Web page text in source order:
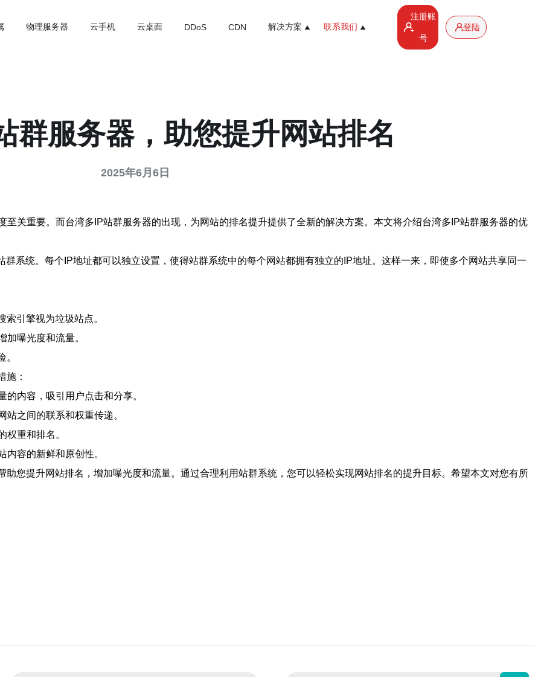
物理服务器 云手机 云桌面 DDoS CDN 解决方案 联系我们
注册账
号
登陆
群服务器，助您提升网站排名
2025年6月6日
关重要。而台湾多IP站群服务器的出现，为网站的排名提升提供了全新的解决方案。本文将介绍台湾多IP站群服务器的优
系统。每个IP地址都可以独立设置，使得站群系统中的每个网站都拥有独立的IP地址。这样一来，即使多个网站共享同一
引擎视为垃圾站点。
曝光度和流量。
。
施：
内容，吸引用户点击和分享。
之间的联系和权重传递。
权重和排名。
容的新鲜和原创性。
您提升网站排名，增加曝光度和流量。通过合理利用站群系统，您可以轻松实现网站排名的提升目标。希望本文对您有所